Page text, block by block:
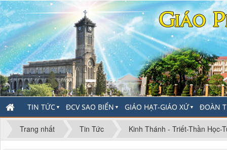
TIN TỨC ▼ ĐCV SAO BIỂN ▼ GIÁO HẠT-GIÁO XỨ▼ ĐOÀN
Trang nhất Tin Tức Kinh Thánh - Triết-Thần Học-